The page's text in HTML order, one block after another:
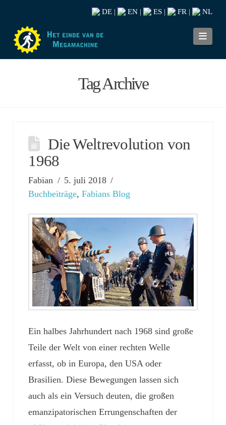
DE EN ES FR NL
Tag Archive
Die Weltrevolution von
1968
Fabian
5. juli 2018
Buchbeiträge,Fabians Blog
Ein halbes Jahrhundert nach 1968 sind große
Teile der Welt von einer rechten Welle
erfasst, ob in Europa, den USA oder
Brasilien. Diese Bewegungen lassen sich
auch als ein Versuch deuten, die großen
emanzipatorischen Errungenschaften der